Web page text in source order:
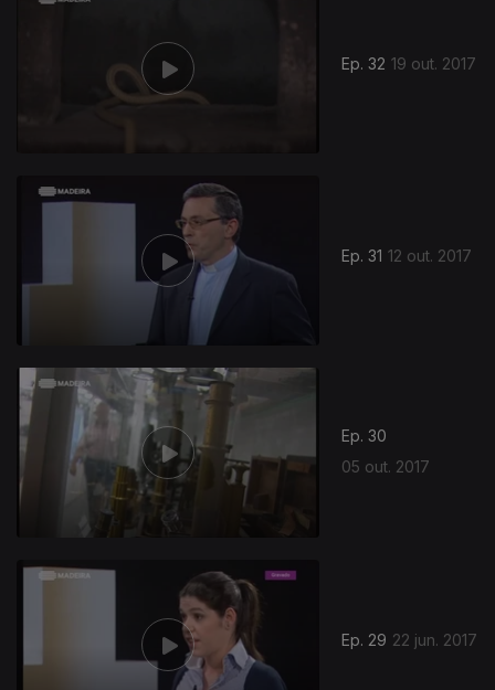
Ep. 32 19 out. 2017
Ep. 31 12 out. 2017
Ep. 30
05 out. 2017
Ep. 29 22 jun. 2017
294878